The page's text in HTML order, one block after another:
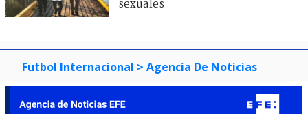
sexuales
Futbol Internacional > Agencia De Noticias